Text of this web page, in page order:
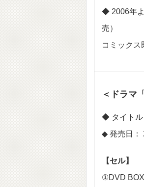
◆ 2006年
売）
コミックス
＜ドラマ
◆ タイトル
◆ 発売日：
【セル】
①DVD